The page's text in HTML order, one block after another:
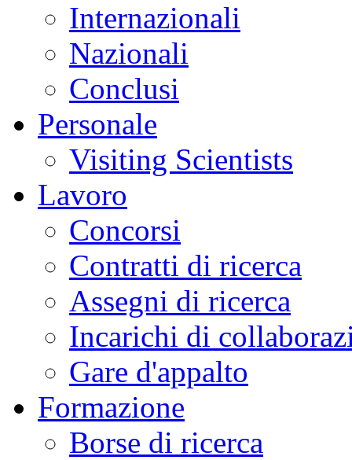
Internazionali
Nazionali
Conclusi
Personale
Visiting Scientists
Lavoro
Concorsi
Contratti di ricerca
Assegni di ricerca
Incarichi di
Gare d'appalto
Formazione
Borse di ricerca